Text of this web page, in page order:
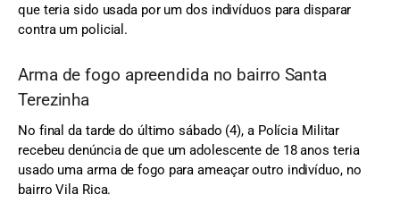
que teria sido usada por um dos indivíduos para disparar
contra um policial.
Arma de fogo apreendida no bairro Santa
Terezinha
No final da tarde do último sábado (4), a Polícia Militar
recebeu denúncia de que um adolescente de 18 anos teria
usado uma arma de fogo para ameaçar outro indivíduo, no
bairro Vila Rica.